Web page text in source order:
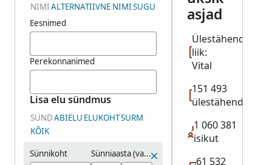
NIMIALTERNATIIVNE NIMISUGU
Eesnimed
Perekonnanimed
Lisa elu sündmus
SÜNDABIELU ELUKOHTSURM
KÕIK
Sünnikoht Sünniaasta (vahemik)
asjad
Ülestähenduse
liik:
Vital
151 493
ülestähendust
1 060 381
isikut
61 532